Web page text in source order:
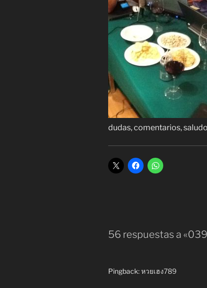
dudas, comentarios,
56 respuestas a
Pingback:หวยเฮง789